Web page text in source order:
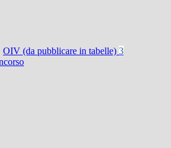
OIV (da pubblicare in tabelle) 3